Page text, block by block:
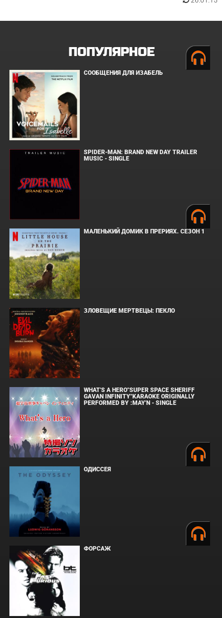
ПОПУЛЯРНОЕ
СООБЩЕНИЯ ДЛЯ ИЗАБЕЛЬ
SPIDER-MAN: BRAND NEW DAY TRAILER
MUSIC - SINGLE
МАЛЕНЬКИЙ ДОМИК В ПРЕРИЯХ. СЕЗОН 1
ЗЛОВЕЩИЕ МЕРТВЕЦЫ: ПЕКЛО
WHAT'S A HERO"SUPER SPACE SHERIFF
GAVAN INFINITY"KARAOKE ORIGINALLY
PERFORMED BY :MAY'N - SINGLE
ОДИССЕЯ
ФОРСАЖ